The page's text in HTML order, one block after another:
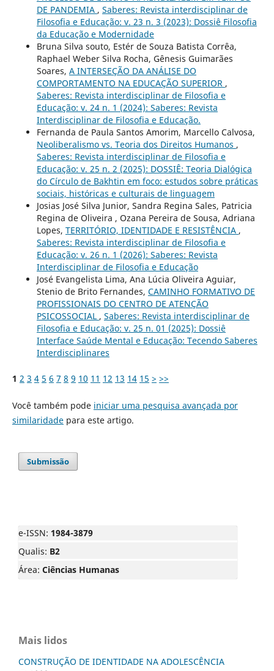
DE PANDEMIA , Saberes: Revista interdisciplinar de
Filosofia e Educação: v. 23 n. 3 (2023): Dossiê Filosofia
da Educação e Modernidade
Bruna Silva souto, Estér de Souza Batista Corrêa,
Raphael Weber Silva Rocha, Gênesis Guimarães
Soares, A INTERSEÇÃO DA ANÁLISE DO
COMPORTAMENTO NA EDUCAÇÃO SUPERIOR ,
Saberes: Revista interdisciplinar de Filosofia e
Educação: v. 24 n. 1 (2024): Saberes: Revista
Interdisciplinar de Filosofia e Educação.
Fernanda de Paula Santos Amorim, Marcello Calvosa,
Neoliberalismo vs. Teoria dos Direitos Humanos ,
Saberes: Revista interdisciplinar de Filosofia e
Educação: v. 25 n. 2 (2025): DOSSIÊ: Teoria Dialógica
do Círculo de Bakhtin em foco: estudos sobre práticas
sociais, históricas e culturais de linguagem
Josias José Silva Junior, Sandra Regina Sales, Patricia
Regina de Oliveira , Ozana Pereira de Sousa, Adriana
Lopes, TERRITÓRIO, IDENTIDADE E RESISTÊNCIA ,
Saberes: Revista interdisciplinar de Filosofia e
Educação: v. 26 n. 1 (2026): Saberes: Revista
Interdisciplinar de Filosofia e Educação
José Evangelista Lima, Ana Lúcia Oliveira Aguiar,
Stenio de Brito Fernandes, CAMINHO FORMATIVO DE
PROFISSIONAIS DO CENTRO DE ATENÇÃO
PSICOSSOCIAL , Saberes: Revista interdisciplinar de
Filosofia e Educação: v. 25 n. 01 (2025): Dossiê
Interface Saúde Mental e Educação: Tecendo Saberes
Interdisciplinares
1 2 3 4 5 6 7 8 9 10 11 12 13 14 15 > >>
Você também pode iniciar uma pesquisa avançada por
similaridadepara este artigo.
Submissão
e-ISSN: 1984-3879
Qualis: B2
Área: Ciências Humanas
Mais lidos
CONSTRUÇÃO DE IDENTIDADE NA ADOLESCÊNCIA